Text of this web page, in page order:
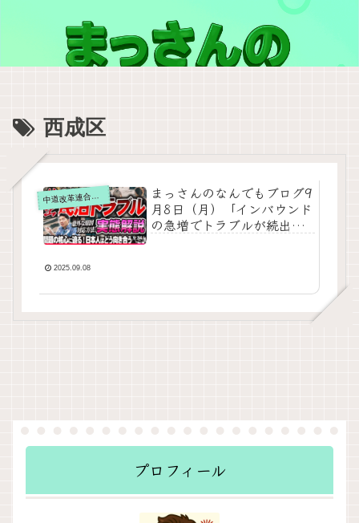
西成区
中道改革連合の動画をテキスト要約
まっさんのなんでもブログ9
月8日（月）「インバウンド
の急増でトラブルが続出し
2025.09.08
プロフィール